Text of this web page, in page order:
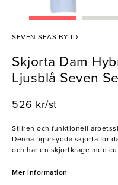
SEVEN SEAS BY ID
Skjorta Dam
Ljusblå Seven
526 kr/st
Stilren och funktionell
Denna figursydda skjorta för
och har en skjortkrage med
restaurangmiljöer och är
Mer information